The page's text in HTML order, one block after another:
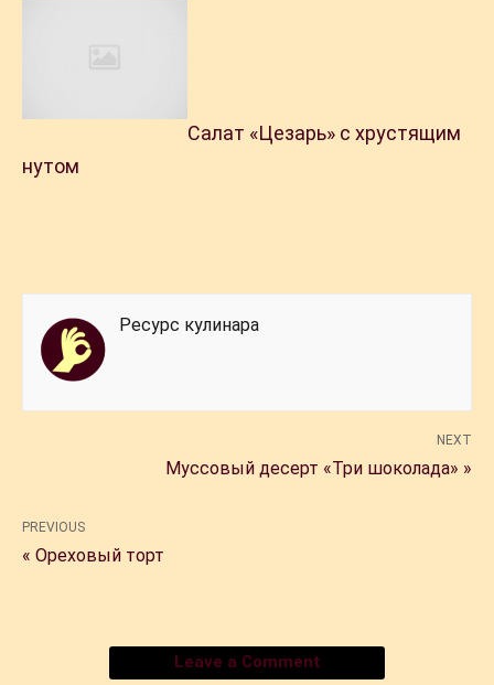
Салат «Цезарь» с хрустящим
нутом
Ресурс кулинара
NEXT
Муссовый десерт «Три шоколада» »
PREVIOUS
« Ореховый торт
Leave a Comment